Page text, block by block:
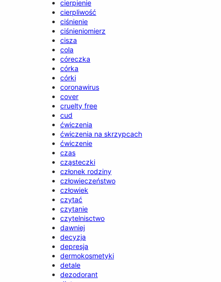
cierpienie
cierpliwość
ciśnienie
ciśnieniomierz
cisza
cola
córeczka
córka
córki
coronawirus
cover
cruelty free
cud
ćwiczenia
ćwiczenia na skrzypcach
ćwiczenie
czas
cząsteczki
członek rodziny
człowieczeństwo
człowiek
czytać
czytanie
czytelnisctwo
dawniej
decyzja
depresja
dermokosmetyki
detale
dezodorant